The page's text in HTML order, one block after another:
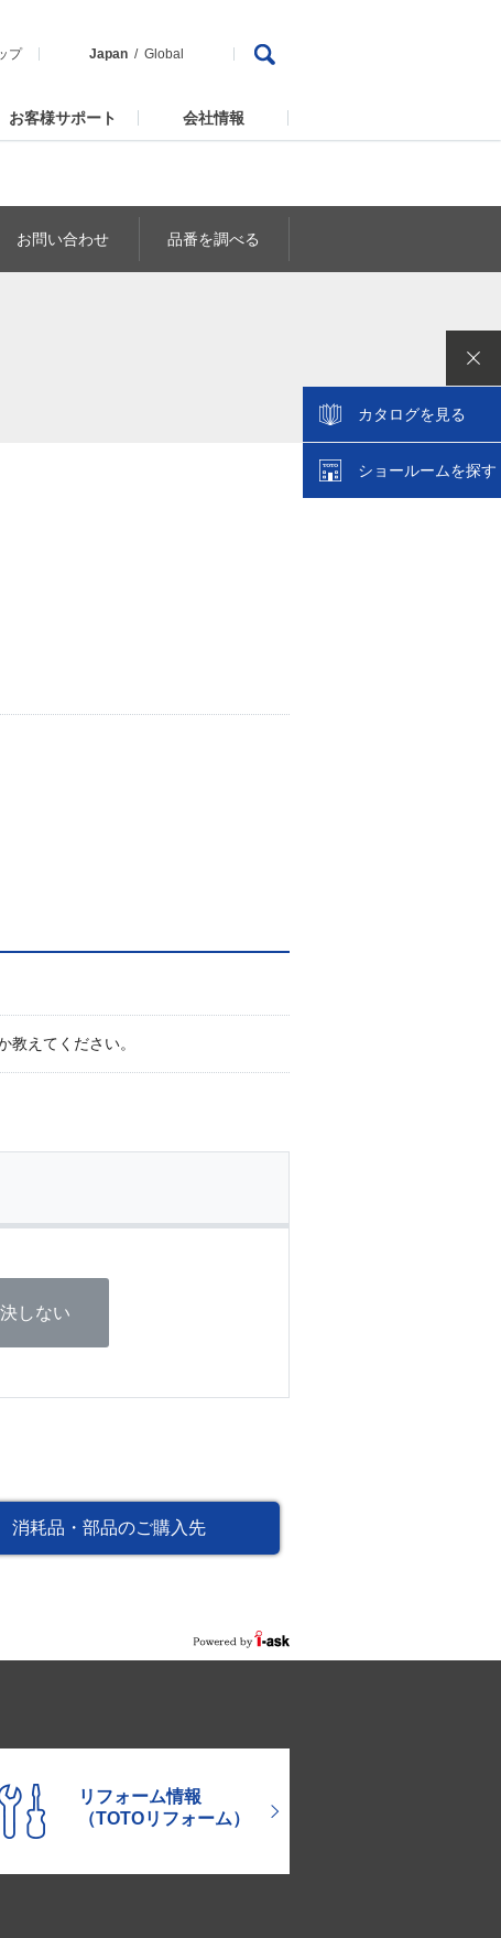
プ Japan Global
お客様サポート 会社情報
お問い合わせ 品番を調べる
カタログを見る
ショールームを探す
教えてください。
しない
消耗品・部品のご購入先
リフォーム情報
（TOTOリフォーム）